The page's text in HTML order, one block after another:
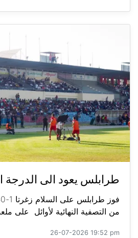
طرابلس يعود الى الدرجة
من التصفية النهائية لأوائل على
26-07-2026 19:52 pm